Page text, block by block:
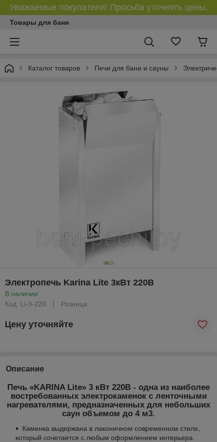
Уважаемые покупатели! Просьба уточнять цены.
Товары для бани
Каталог товаров Печи для бани и сауны
Электропечь Karina Lite 3кВт 220В
В наличии
Код: Li-3-220
Розница
Цену уточняйте
Описание
Печь «KARINA Lite» 3 кВт 220В - одна из наиболее
востребованных электрокаменок с ленточными
нагревателями, предназначенных для небольших
саун объемом до 4 м3.
Каменка выдержана в лаконичном современном стиле,
который сочетается с любым оформлением интерьера.